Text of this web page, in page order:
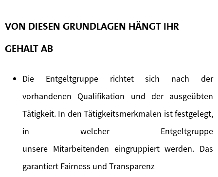
VON DIESEN GRUNDLAGEN HÄNGT IHR
GEHALT AB
Die Entgeltgruppe richtet sich nach der
vorhandenen Qualifikation und der ausgeübten
Tätigkeit. In den Tätigkeitsmerkmalen ist festgelegt,
in welcher Entgeltgruppe
unsere Mitarbeitenden eingruppiert werden. Das
garantiert Fairness und Transparenz